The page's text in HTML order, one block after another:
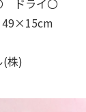
ドライ〇
(株)